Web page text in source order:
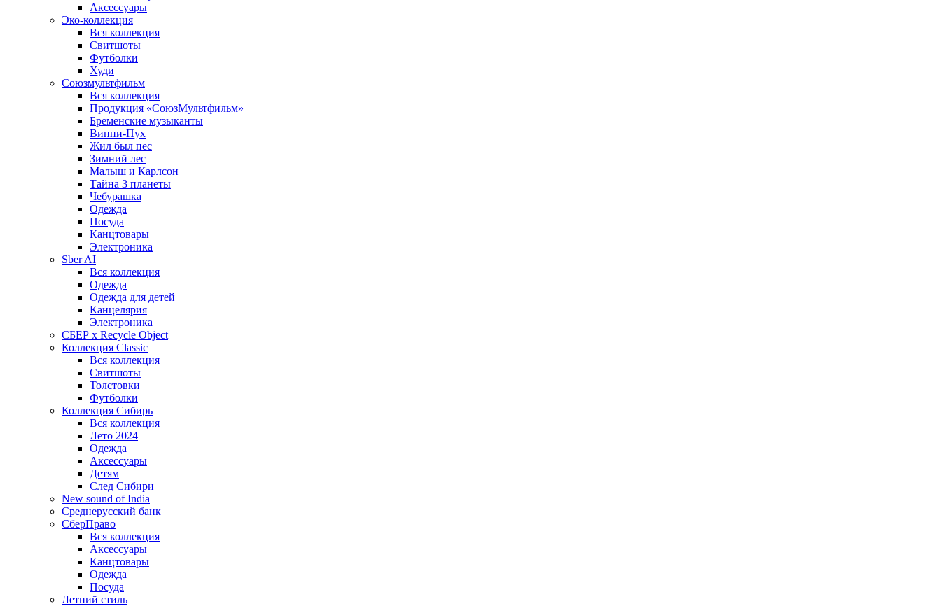
Аксессуары
Эко-коллекция
Вся коллекция
Свитшоты
Футболки
Худи
Союзмультфильм
Вся коллекция
Продукция «СоюзМультфильм»
Бременские музыканты
Винни-Пух
Жил был пес
Зимний лес
Малыш и Карлсон
Тайна 3 планеты
Чебурашка
Одежда
Посуда
Канцтовары
Электроника
Sber AI
Вся коллекция
Одежда
Одежда для детей
Канцелярия
Электроника
СБЕР x Recycle Object
Коллекция Classic
Вся коллекция
Свитшоты
Толстовки
Футболки
Коллекция Сибирь
Вся коллекция
Лето 2024
Одежда
Аксессуары
Детям
След Сибири
New sound of India
Среднерусский банк
СберПраво
Вся коллекция
Аксессуары
Канцтовары
Одежда
Посуда
Летний стиль